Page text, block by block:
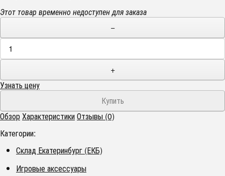
Этот товар временно недоступен для заказа
−
+
Узнать цену
ОбзорХарактеристикиОтзывы (0)
Категории:
Склад Екатеринбург (ЕКБ)
Игровые аксессуары